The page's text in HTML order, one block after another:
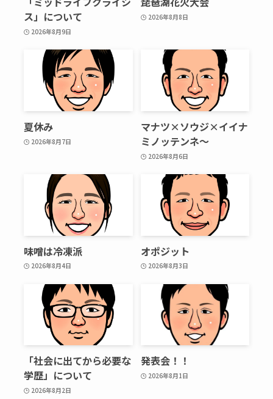
ス」について
2026年8月9日
2026年8月8日
夏休み
2026年8月7日
マナツ×ソウジ×イイナ
ミノッテンネ～
2026年8月6日
味噌は冷凍派
2026年8月4日
オポジット
2026年8月3日
「社会に出てから必要な
学歴」について
2026年8月2日
発表会！！
2026年8月1日